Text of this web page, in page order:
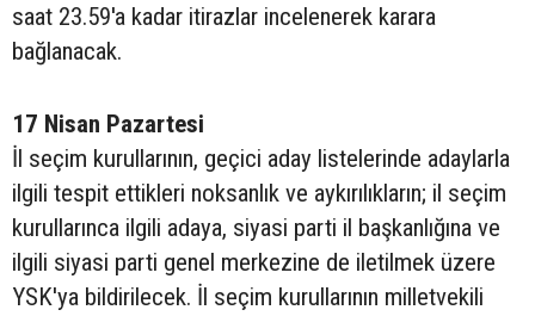
saat 23.59'a kadar itirazlar incelenerek karara
bağlanacak.
17 Nisan Pazartesi
İl seçim kurullarının, geçici aday listelerinde adaylarla
ilgili tespit ettikleri noksanlık ve aykırılıkların; il seçim
kurullarınca ilgili adaya, siyasi parti il başkanlığına ve
ilgili siyasi parti genel merkezine de iletilmek üzere
YSK'ya bildirilecek. İl seçim kurullarının milletvekili